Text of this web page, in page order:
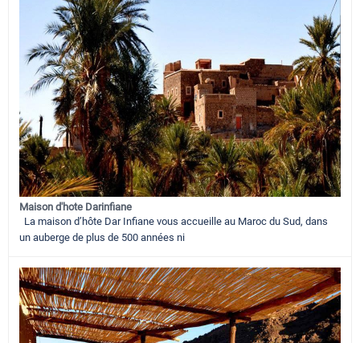
Maison d'hote Darinfiane
La maison d’hôte Dar Infiane vous accueille au Maroc du Sud, dans
un auberge de plus de 500 années ni